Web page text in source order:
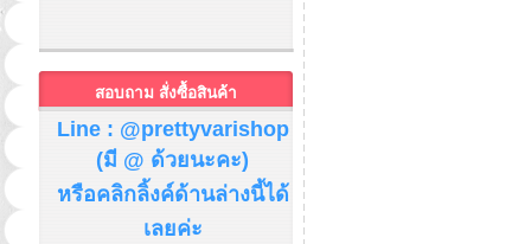
สอบถาม สั่งซื้อสินค้า
Line : @prettyvarishop
(มี @ ด้วยนะคะ)
หรือคลิกลิ้งค์ด้านล่างนี้ได้
เลยค่ะ